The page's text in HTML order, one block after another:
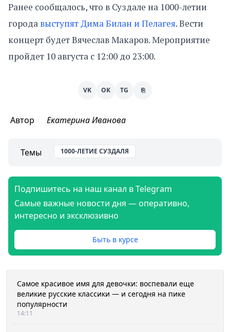
Ранее сообщалось, что в Суздале на 1000-летии
города выступят Дима Билан и Пелагея. Вести
концерт будет Вячеслав Макаров. Мероприятие
пройдет 10 августа с 12:00 до 23:00.
VK OK TG ⎘
Автор Екатерина Иванова
Темы 1000-ЛЕТИЕ СУЗДАЛЯ
Подпишитесь на наш канал в Telegram
Самые важные новости дня — оперативно,
интересно и эксклюзивно
Быть в курсе
Самое красивое имя для девочки: воспевали еще
великие русские классики — и сегодня на пике
популярности
14:11